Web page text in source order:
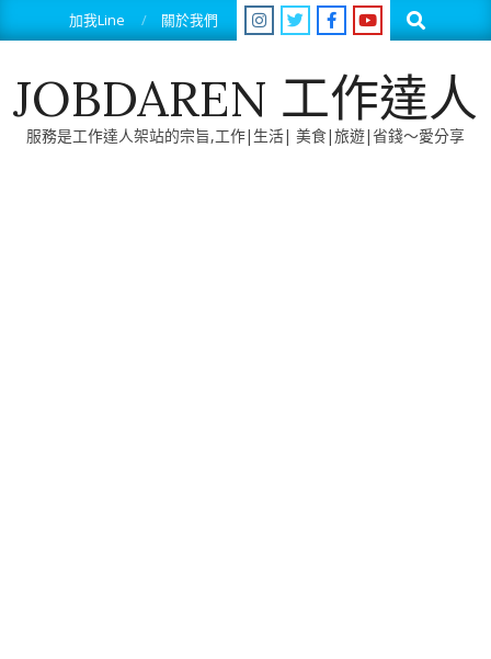
to
加我Line 關於我們 Search
JOBDAREN 工作達人
服務是工作達人架站的宗旨,工作|生活| 美食|旅遊|省錢～愛分享